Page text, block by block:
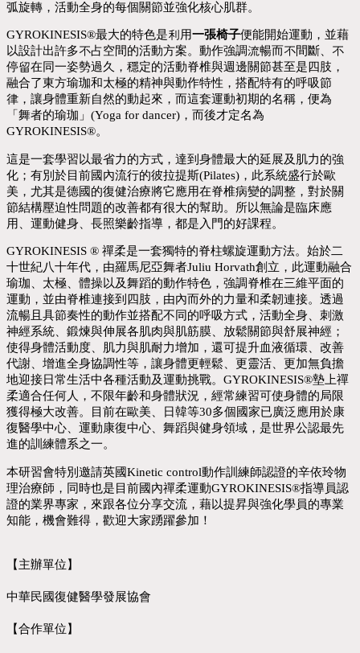
弧旋轉 ，活動全身的每個關節並強化核心肌群。
GYROKINESIS®最大的特色是利用一張椅子便能開始運動，並藉
以設計出許多不占空間的活動方案。動作強調流暢而不間斷、不
停留在同一姿勢過久，穩定的活動脊椎與週邊關節甚至是四肢，
融合了東方瑜珈和太極的精神與動作特性，搭配特有的呼吸節
律， 讓身體重新自然的動起來，而這套運動初期的名稱，便為
「舞者的瑜珈」 (Yoga for dancer) ，而後才定名為
GYROKINESIS®。
這是一套學習以最省力的方式，達到身體最大的延展及肌力的強
化；有別於目前國內流行的彼拉提斯(Pilates) ，此系統盛行於歐
美，尤其是德國的復健治療將它應用在脊椎病變的調整，對於關
節結構壓迫性問題的改善都有很大的幫助。所以無論是臨床應
用、運動健身、長照樂齡指導，都是入門的好課程。
GYROKINESIS ® 禪柔是一套獨特的脊柱螺旋運動方法。始於二
十世紀八十年代，由羅馬尼亞舞者Juliu Horvath創立，此運動融合
瑜珈、太極、體操以及舞蹈的動作特色，強調脊椎在三維平面的
運動，並由脊椎連接到四肢，由內而外的力量和柔韌連接。透過
流暢且具節奏性的動作並搭配不同的呼吸方式，活動全身、刺激
神經系統、鍛煉與伸展各肌肉與肌筋膜、放鬆關節與舒展神經；
使得身體活動度、肌力與肌耐力增加，還可提升血液循環、改善
代謝、增進全身協調性等，讓身體更輕鬆、更靈活、更加無負擔
地迎接日常生活中各種活動及運動挑戰。 GYROKINESIS®墊上禪
柔適合任何人，不限年齡和身體狀況，經常練習可使身體的局限
獲得極大改善。目前在歐美、日韓等30多個國家已廣泛應用於康
復醫學中心、運動康復中心、舞蹈與健身領域，是世界公認最先
進的訓練體系之一。
本研習會特別邀請英國Kinetic control動作訓練師認證的辛依玲物
理治療師，同時也是目前國內禪柔運動GYROKINESIS®指導員認
證的業界專家，來跟各位分享交流，藉以提昇與強化學員的專業
知能，機會難得，歡迎大家踴躍參加！
【主辦單位】
中華民國復健醫學發展協會
【合作單位】